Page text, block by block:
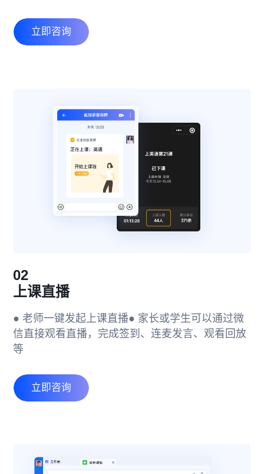
立即咨询
02
上课直播
● 老师一键发起上课直播● 家长或学生可以通过微
信直接观看直播，完成签到、连麦发言、观看回放
等
立即咨询